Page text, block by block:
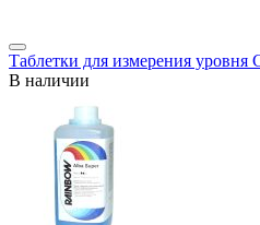
Таблетки для измерения
В наличии